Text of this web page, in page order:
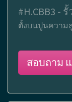
#H.CBB3 -
ตั้งบนปูนความ
สอบถาม